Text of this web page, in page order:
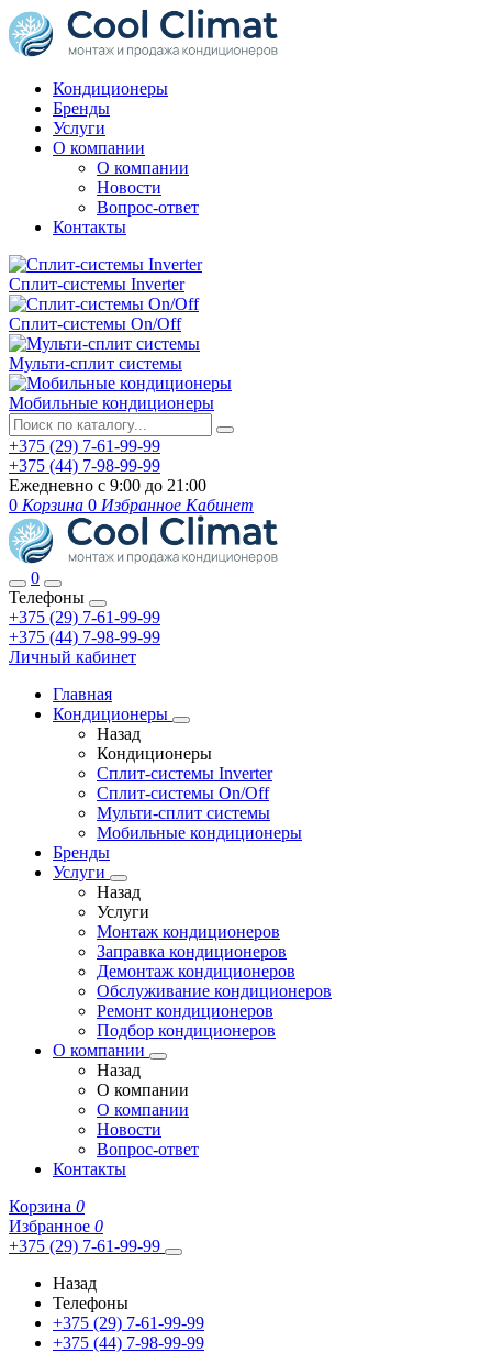
Кондиционеры
Бренды
Услуги
О компании
О компании
Новости
Вопрос-ответ
Контакты
Сплит-системы Inverter
Сплит-системы On/Off
Мульти-сплит системы
Мобильные кондиционеры
+375 (29) 7-61-99-99
+375 (44) 7-98-99-99
Ежедневно с 9:00 до 21:00
0 Корзина 0 Избранное Кабинет
0
Телефоны
+375 (29) 7-61-99-99
+375 (44) 7-98-99-99
Личный кабинет
Главная
Кондиционеры
Назад
Кондиционеры
Сплит-системы Inverter
Сплит-системы On/Off
Мульти-сплит системы
Мобильные кондиционеры
Бренды
Услуги
Назад
Услуги
Монтаж кондиционеров
Заправка кондиционеров
Демонтаж кондиционеров
Обслуживание кондиционеров
Ремонт кондиционеров
Подбор кондиционеров
О компании
Назад
О компании
О компании
Новости
Вопрос-ответ
Контакты
Корзина 0
Избранное 0
+375 (29) 7-61-99-99
Назад
Телефоны
+375 (29) 7-61-99-99
+375 (44) 7-98-99-99